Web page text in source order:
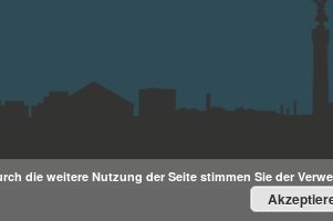
die weitere Nutzung der Seite stimmen Sie der